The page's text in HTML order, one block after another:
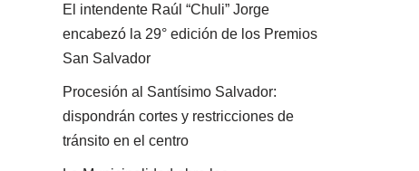
El intendente Raúl “Chuli” Jorge
encabezó la 29° edición de los Premios
San Salvador
Procesión al Santísimo Salvador:
dispondrán cortes y restricciones de
tránsito en el centro